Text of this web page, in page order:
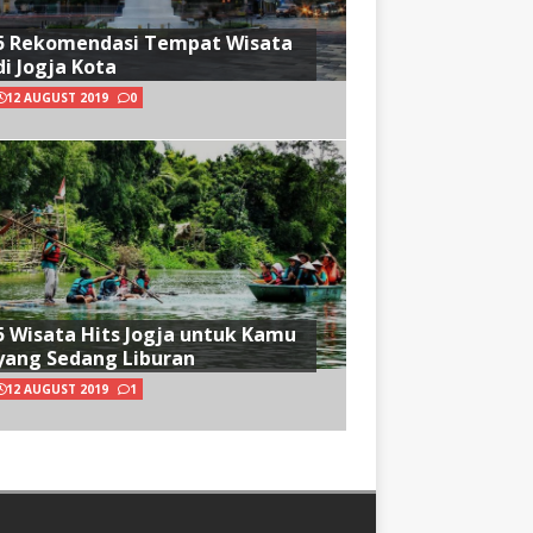
Rekomendasi Tempat Wisata
Jogja Kota
12 AUGUST 2019 0
Wisata Hits Jogja untuk Kamu
Sedang Liburan
12 AUGUST 2019 1